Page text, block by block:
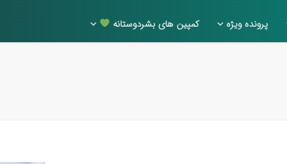
پرونده ویژه کمپین های بشردوستانه